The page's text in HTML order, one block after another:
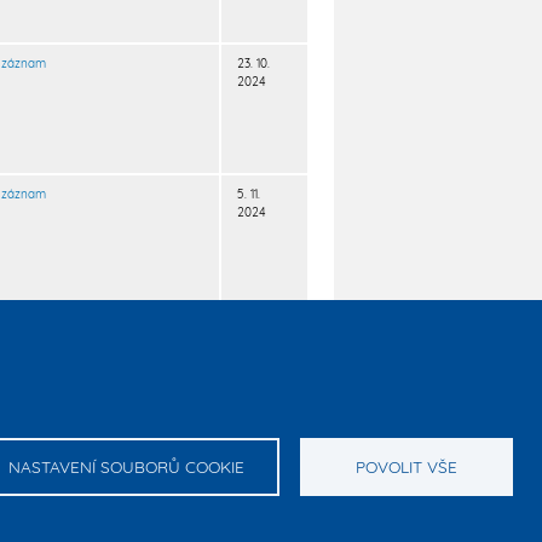
NASTAVENÍ SOUBORŮ COOKIE POVOLIT VŠE
záznam
23. 10.
2024
záznam
5. 11.
2024